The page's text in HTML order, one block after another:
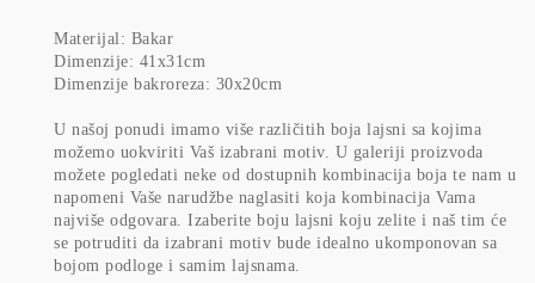
Materijal: Bakar
Dimenzije: 41x31cm
Dimenzije bakroreza: 30x20cm
U našoj ponudi imamo više različitih boja lajsni sa kojima
možemo uokviriti Vaš izabrani motiv. U galeriji proizvoda
možete pogledati neke od dostupnih kombinacija boja te nam u
napomeni Vaše narudžbe naglasiti koja kombinacija Vama
najviše odgovara. Izaberite boju lajsni koju zelite i naš tim će
se potruditi da izabrani motiv bude idealno ukomponovan sa
bojom podloge i samim lajsnama.